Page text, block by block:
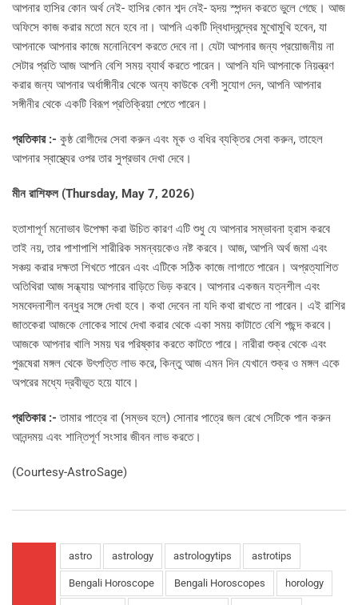
আপনার হাসির কোন অর্থ নেই- হাসির কোন শব্দ নেই- হৃদয় স্পন্দন করতে ভুলে গেছে। আজ
অফিসে কাজ করার মতো মনে হবে না। আপনি একটি দ্বিধাদ্বন্দ্বের মুখোমুখি হবেন, যা
আপনাকে আপনার কাজে মনোনিবেশ করতে দেবে না। যেটা আপনার জন্য প্রয়োজনীয় না
সেটার প্রতি আজ আপনি বেশি সময় ব্যার্থ করতে পারেন। আপনি যদি আপনাকে নিয়ন্ত্রণ
করার জন্য আপনার অর্ধাঙ্গীনীর থেকে অন্য কাউকে বেশী সুযোগ দেন, আপনি আপনার
সঙ্গীনীর থেকে একটি বিরূপ প্রতিক্রিয়া পেতে পারেন।
প্রতিকার :- কুষ্ঠ রোগীদের সেবা করুন এবং মূক ও বধির ব্যক্তির সেবা করুন, তাহেল
আপনার স্বাস্থ্যের ওপর তার সুপ্রভাব দেখা দেবে।
মীন রাশিফল (Thursday, May 7, 2026)
হতাশাপূর্ণ মনোভাব উপেক্ষা করা উচিত কারণ এটি শুধু যে আপনার সম্ভাবনা হ্রাস করবে
তাই নয়, তার পাশাপাশি শারীরিক সমন্বয়কেও নষ্ট করবে। আজ, আপনি অর্থ জমা এবং
সঞ্চয় করার দক্ষতা শিখতে পারেন এবং এটিকে সঠিক কাজে লাগাতে পারেন। অপ্রত্যাশিত
অতিথিরা আজ সন্ধ্যায় আপনার বাড়িতে ভিড় করবে। আপনার একজন যত্নশীল এবং
সমবেদনাশীল বন্ধুর সঙ্গে দেখা হবে। কথা দেবেন না যদি কথা রাখতে না পারেন। এই রাশির
জাতকেরা আজকে লোকের সাথে দেখা করার থেকে একা সময় কাটাতে বেশি পছন্দ করবে।
আজকে আপনার খালি সময় ঘর পরিষ্কার করতে কাটতে পারে। নারীরা শুক্র থেকে এবং
পুরূষেরা মঙ্গল থেকে উৎপত্তি লাভ করে, কিন্তু আজ এমন দিন যেখানে শুক্র ও মঙ্গল একে
অপরের মধ্যে দ্রবীভূত হয়ে যাবে।
প্রতিকার :-তামার পাত্রে বা (সম্ভব হলে) সোনার পাত্রে জল রেখে সেটিকে পান করুন
আনন্দময় এবং শান্তিপূর্ণ সংসার জীবন লাভ করতে।
(Courtesy-AstroSage)
astro astrology astrologytips astrotips
Bengali Horoscope Bengali Horoscopes horology